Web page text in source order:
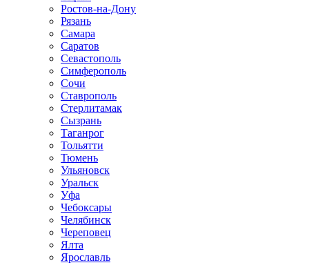
Ростов-на-Дону
Рязань
Самара
Саратов
Севастополь
Симферополь
Сочи
Ставрополь
Стерлитамак
Сызрань
Таганрог
Тольятти
Тюмень
Ульяновск
Уральск
Уфа
Чебоксары
Челябинск
Череповец
Ялта
Ярославль